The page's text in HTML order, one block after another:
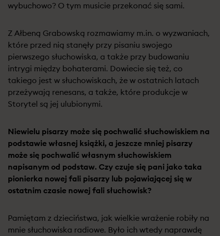
wybuchowo? O tym musicie przekonać się sami.
Z Ałbeną Grabowską rozmawiamy m.in. o wyzwaniach,
które przed nią stanęły przy pisaniu swojego
pierwszego słuchowiska, a także przy budowaniu
intrygi między bohaterami. Dowiecie się też, co
takiego jest w słuchowiskach, że w ostatnich latach
przeżywają renesans, a także, które produkcje w
Storytel są jej ulubionymi.
Niewielu pisarzy może się pochwalić słuchowiskiem na
podstawie własnej książki, a jeszcze mniej pisarzy
może się pochwalić własnym słuchowiskiem
napisanym od podstaw. Czy czuje się pani jako taka
pionierka nowej fali pisarzy lub pojawiającej się w
ostatnim czasie nowej fali słuchowisk?
Pamiętam z dzieciństwa, jak wielkie wrażenie robiły na
mnie słuchowiska radiowe. Było ich wtedy naprawdę